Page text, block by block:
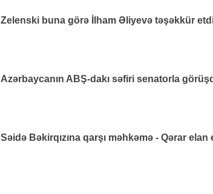
Zelenski buna görə İlham Əliyevə təşəkkür
Azərbaycanın ABŞ-dakı səfiri senatorla
Səidə Bəkirqızına qarşı məhkəmə - Qərar elan